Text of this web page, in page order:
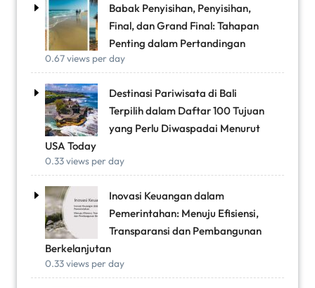
Babak Penyisihan, Penyisihan,
Final, dan Grand Final: Tahapan
Penting dalam Pertandingan
0.67 views per day
Destinasi Pariwisata di Bali
Terpilih dalam Daftar 100 Tujuan
yang Perlu Diwaspadai Menurut
USA Today
0.33 views per day
Inovasi Keuangan dalam
Pemerintahan: Menuju Efisiensi,
Transparansi dan Pembangunan
Berkelanjutan
0.33 views per day